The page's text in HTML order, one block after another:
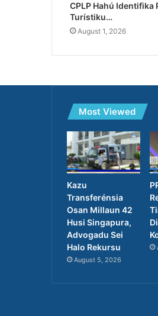
CPLP Hahú Identifika
Turístiku…
August 1, 2026
Most Viewed
Kazu
Transferénsia
Osan Millaun 42
Husi Singapura,
Advogadu Sei
Halo Rekursu
August 5, 2026